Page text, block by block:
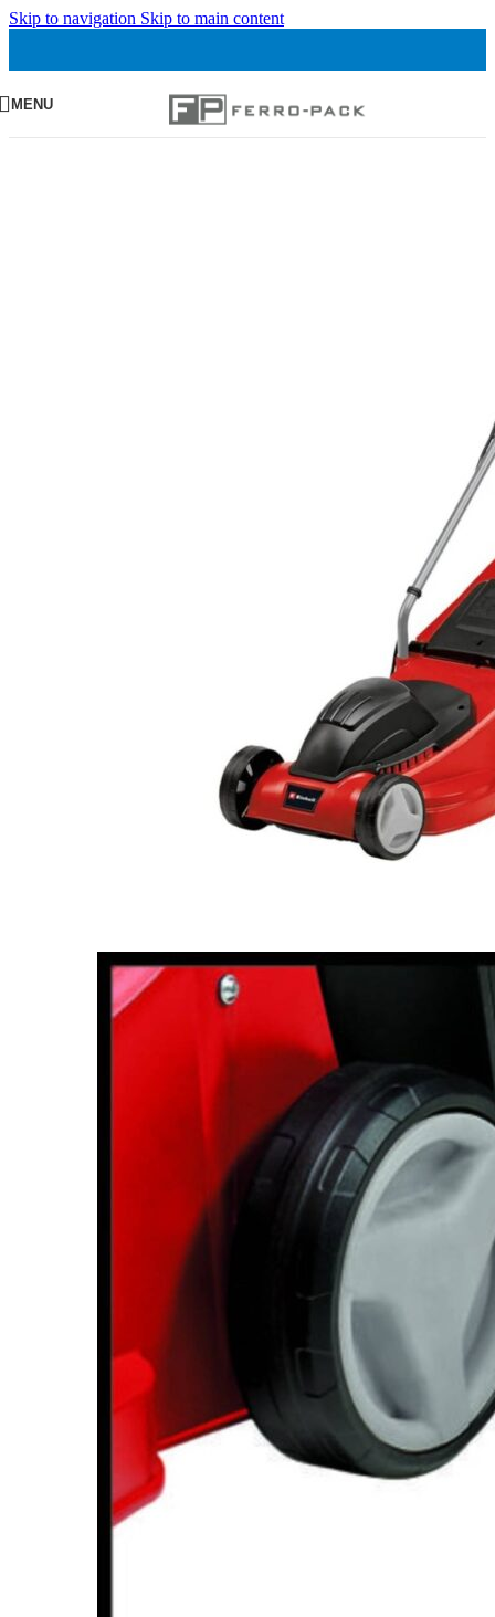
Skip to navigation Skip to main content
MENU